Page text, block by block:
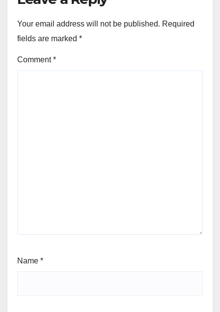
Your email address will not be published. Required
fields are marked *
Comment*
Name *